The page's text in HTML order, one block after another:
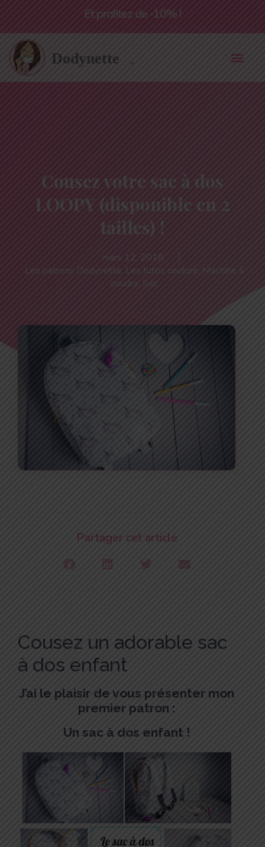
Livraison offerte à partir de 55€*
Cousez votre sac à dos
LOOPY (disponible en 2
tailles) !
mars 12, 2018
Les patrons Dodynette Les tutos couture Machine à
coudre, Sac
Partager cet article
Cousez un adorable sac
à dos enfant
J’ai le plaisir de vous présenter mon
premier patron :
Un sac à dos enfant !